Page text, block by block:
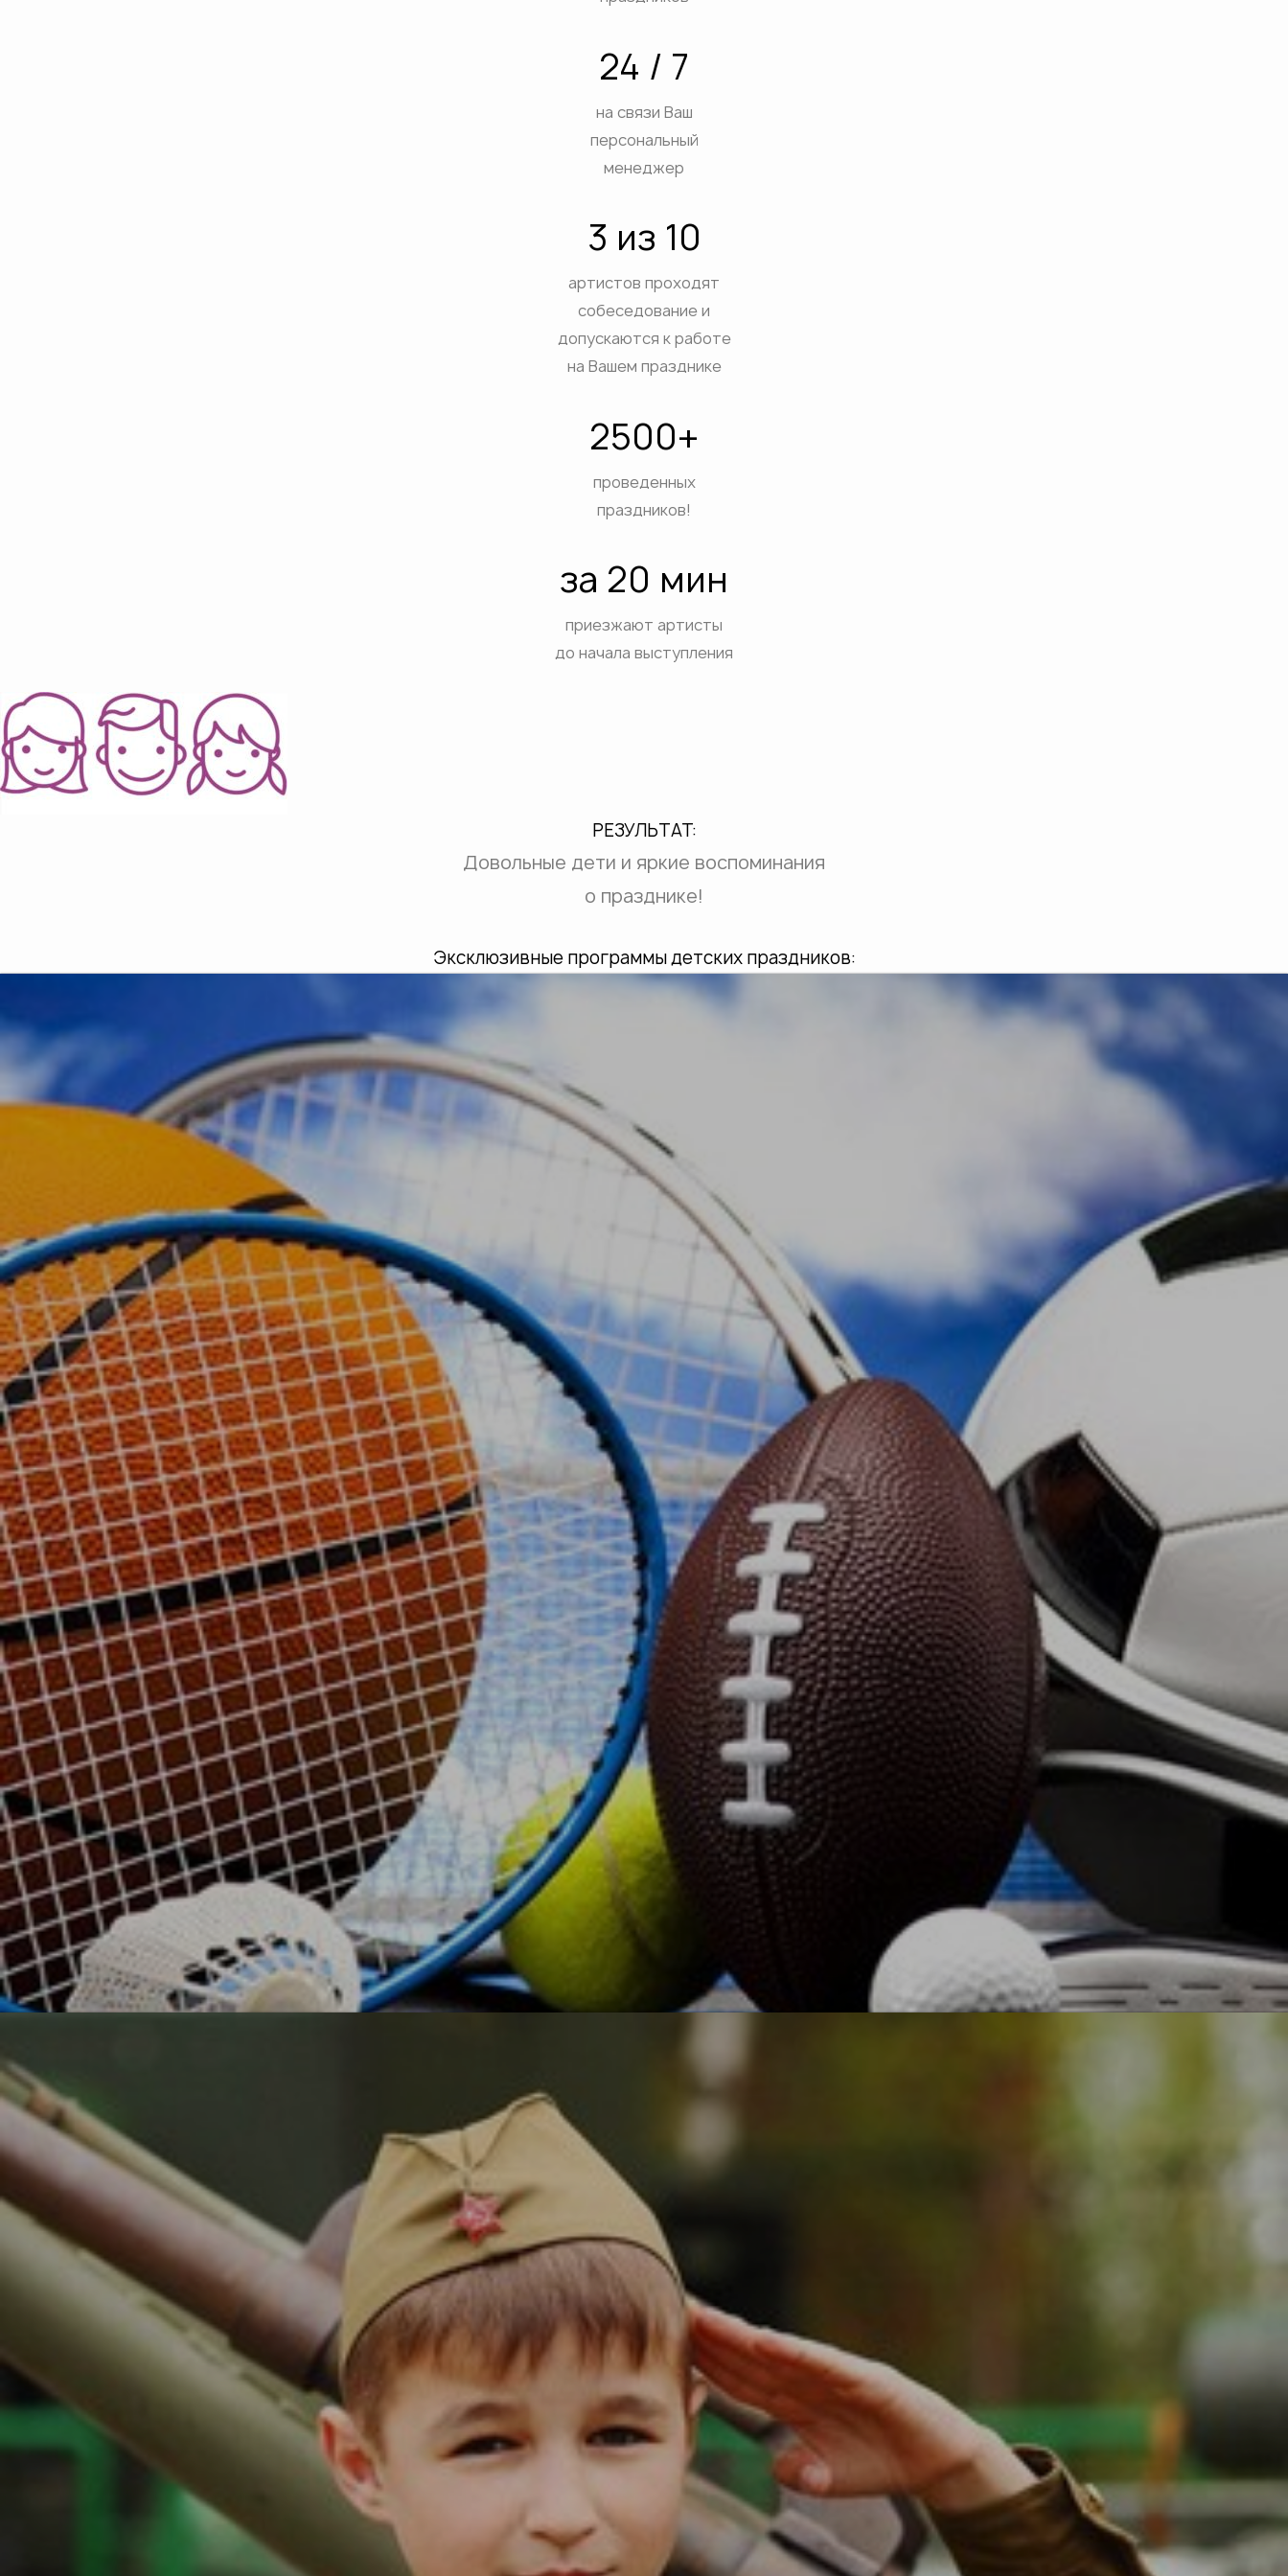
24 / 7
на связи Ваш
персональный
менеджер
3 из 10
артистов проходят
собеседование и
допускаются к работе
на Вашем празднике
2500+
проведенных
праздников!
за 20 мин
приезжают артисты
до начала выступления
РЕЗУЛЬТАТ:
Довольные дети и яркие воспоминания
о празднике!
Эксклюзивные программы детских праздников:
О, спорт!
УЗНАТЬ БОЛЬШЕ